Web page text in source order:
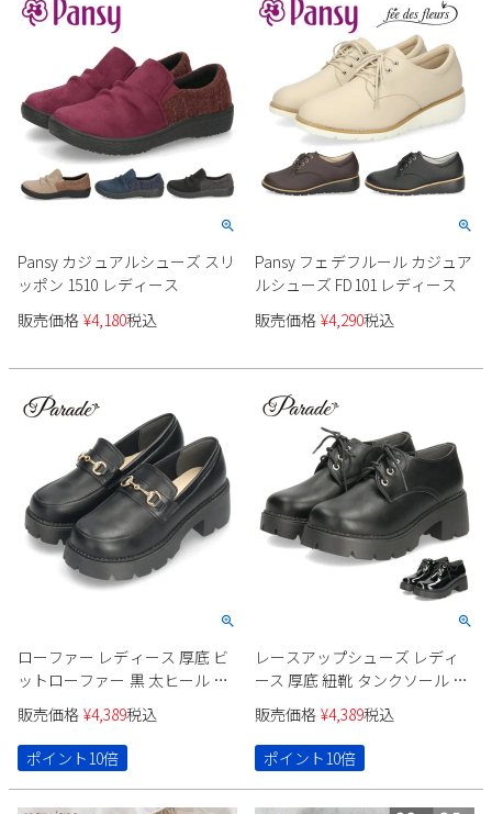
Pansy カジュアルシューズ スリ
ッポン 1510 レディース
販売価格 ¥4,180税込
Pansy フェデフルール カジュア
ルシューズ FD101 レディース
販売価格 ¥4,290税込
ローファー レディース 厚底 ビ
ットローファー 黒 太ヒール タ
ンクソール プラットフォーム
金具 ブラック 靴 Parade パレー
ド 1146
販売価格 ¥4,389税込
ポイント10倍
レースアップシューズ レディ
ース 厚底 紐靴 タンクソール オ
ックスフォード プラットフォ
ーム 黒 太ヒール 6cm マニッシ
ュ 靴 ブラック Parade パレード
1126
販売価格 ¥4,389税込
ポイント10倍